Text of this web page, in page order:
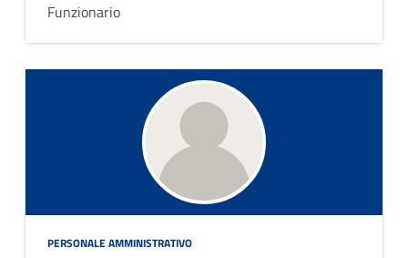
Funzionario
PERSONALE AMMINISTRATIVO